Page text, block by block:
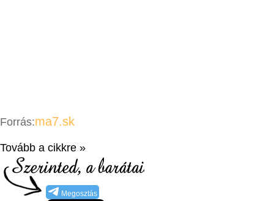
Forrás:ma7.sk
Tovább a cikkre »
Megosztás